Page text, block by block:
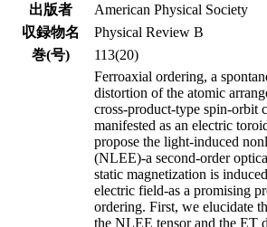
出版者
American Physical Society
収録物名
Physical Review B
巻(号)
113(20)
Ferroaxial ordering, a
distortion of the atomic
cross-product-type spin-orbit
manifested as an electric
propose the light-induced
(NLEE)-a second-order
static magnetization is
electric field-as a promising
ordering. First, we elucidate
the NLEE tensor and the ET